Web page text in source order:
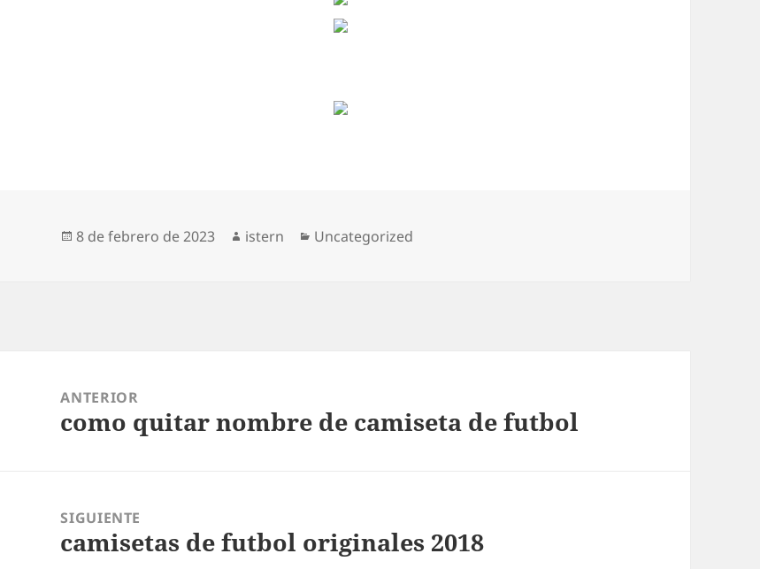
Publicado
8 de febrero de 2023 Autor
istern Categorías
Uncategorized
entradas
ANTERIOR
Entrada
como quitar nombre de camiseta de futbol
SIGUIENTE
Entrada
camisetas de futbol originales 2018